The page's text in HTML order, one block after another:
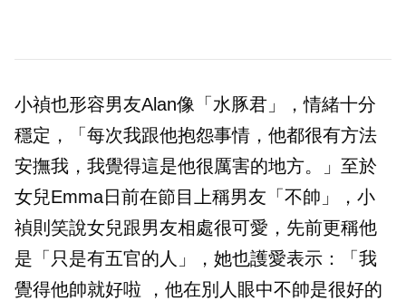
小禎也形容男友Alan像「水豚君」，情緒十分
穩定，「每次我跟他抱怨事情，他都很有方法
安撫我，我覺得這是他很厲害的地方。」至於
女兒Emma日前在節目上稱男友「不帥」，小
禎則笑說女兒跟男友相處很可愛，先前更稱他
是「只是有五官的人」，她也護愛表示：「我
覺得他帥就好啦 ，他在別人眼中不帥是很好的